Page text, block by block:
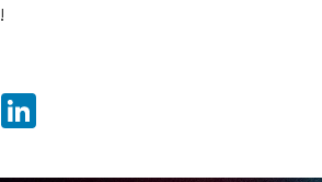
!
Pinterest